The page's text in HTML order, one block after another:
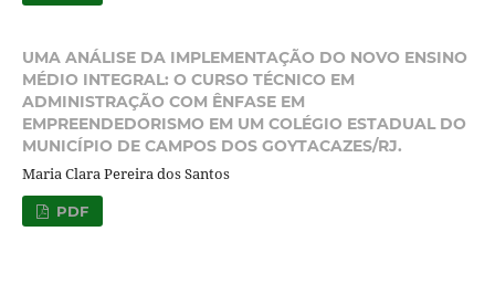
UMA ANÁLISE DA IMPLEMENTAÇÃO DO NOVO ENSINO
MÉDIO INTEGRAL: O CURSO TÉCNICO EM
ADMINISTRAÇÃO COM ÊNFASE EM
EMPREENDEDORISMO EM UM COLÉGIO ESTADUAL DO
MUNICÍPIO DE CAMPOS DOS GOYTACAZES/RJ.
Maria Clara Pereira dos Santos
PDF